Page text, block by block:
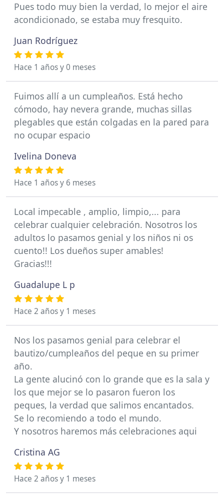
Pues todo muy bien la verdad, lo mejor el aire
acondicionado, se estaba muy fresquito.
Juan Rodríguez
Hace 1 años y 0 meses
Fuimos allí a un cumpleaños. Está hecho
cómodo, hay nevera grande, muchas sillas
plegables que están colgadas en la pared para
no ocupar espacio
Ivelina Doneva
Hace 1 años y 6 meses
Local impecable , amplio, limpio,... para
celebrar cualquier celebración. Nosotros los
adultos lo pasamos genial y los niños ni os
cuento!! Los dueños super amables!
Gracias!!!
Guadalupe L p
Hace 2 años y 1 meses
Nos los pasamos genial para celebrar el
bautizo/cumpleaños del peque en su primer
año.
La gente alucinó con lo grande que es la sala y
los que mejor se lo pasaron fueron los
peques, la verdad que salimos encantados.
Se lo recomiendo a todo el mundo.
Y nosotros haremos más celebraciones aqui
Cristina AG
Hace 2 años y 1 meses